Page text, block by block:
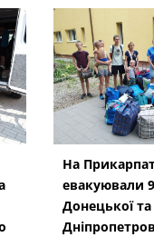
На
евакуювали
Донецької та